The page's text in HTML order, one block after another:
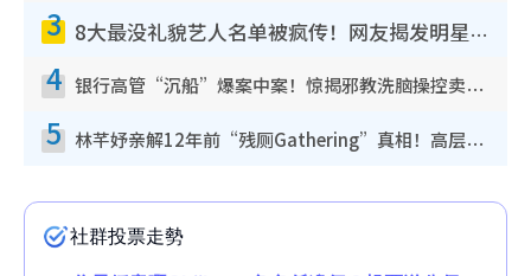
3 8大最没礼貌艺人名单被疯传！网友揭发明星真面目，一致数落这一位是无品天花板？
4 银行高管“沉船”爆案中案！惊揭邪教洗脑操控卖淫被吞600万，幕后黑手讲多错多
5 林芊妤亲解12年前“残厕Gathering”真相！高层解约一句话重创尊严，至今拒返TVB